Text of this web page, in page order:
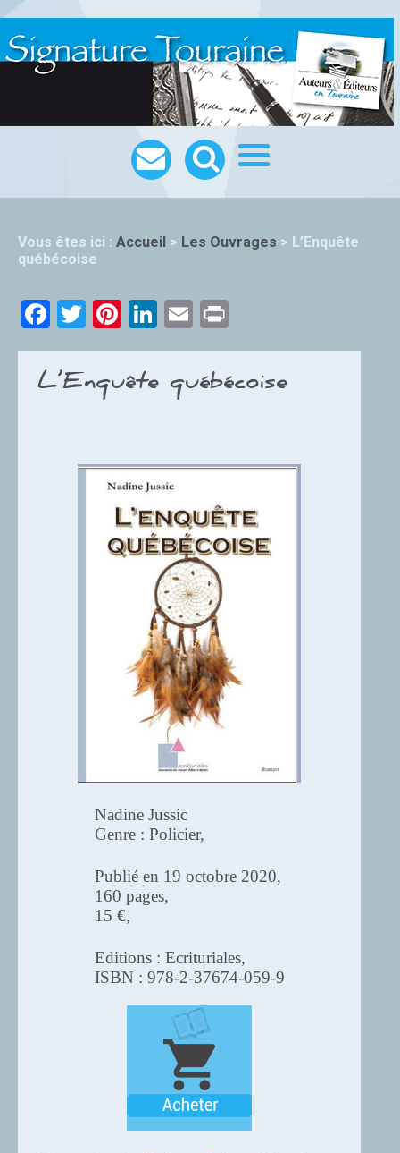
Vous êtes ici : Accueil > Les Ouvrages > L’Enquête
québécoise
Facebook
TwitterPinterest
LinkedIn
Email
L’Enquête québécoise
Nadine Jussic
Genre : Policier,
Publié en 19 octobre 2020,
160 pages,
15 €,
Editions : Ecrituriales,
ISBN : 978-2-37674-059-9